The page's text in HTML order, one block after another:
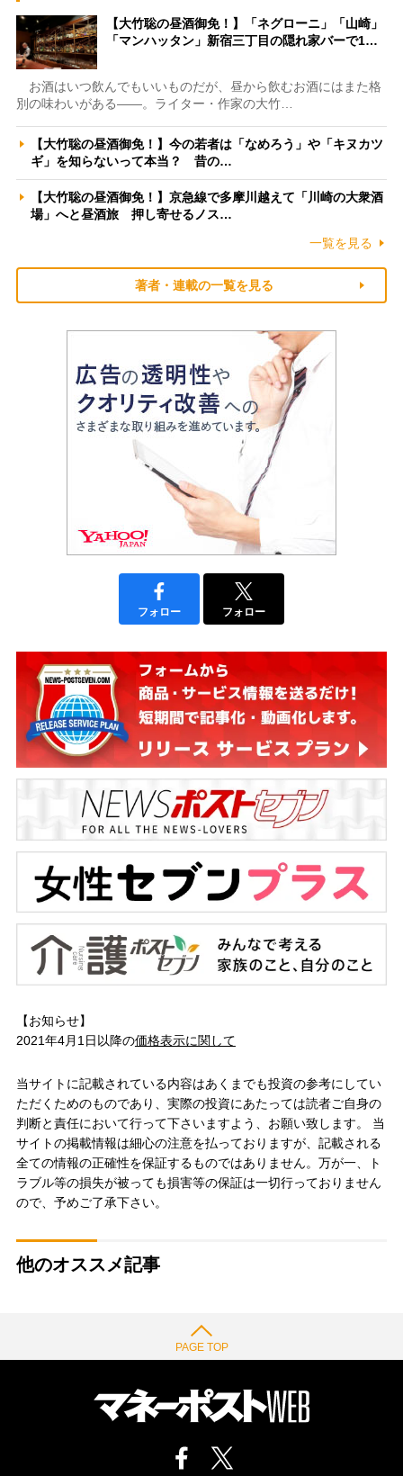
【大竹聡の昼酒御免！】「ネグローニ」「山崎」
「マンハッタン」新宿三丁目の隠れ家バーで1…
お酒はいつ飲んでもいいものだが、昼から飲むお酒にはまた格
別の味わいがある――。ライター・作家の大竹…
【大竹聡の昼酒御免！】今の若者は「なめろう」や「キヌカツ
ギ」を知らないって本当？ 昔の…
【大竹聡の昼酒御免！】京急線で多摩川越えて「川崎の大衆酒
場」へと昼酒旅 押し寄せるノス…
一覧を見る
著者・連載の一覧を見る
フォロー フォロー
【お知らせ】
2021年4月1日以降の価格表示に関して
当サイトに記載されている内容はあくまでも投資の参考にしてい
ただくためのものであり、実際の投資にあたっては読者ご自身の
判断と責任において行って下さいますよう、お願い致します。 当
サイトの掲載情報は細心の注意を払っておりますが、記載される
全ての情報の正確性を保証するものではありません。万が一、ト
ラブル等の損失が被っても損害等の保証は一切行っておりません
ので、予めご了承下さい。
他のオススメ記事
PAGE TOP